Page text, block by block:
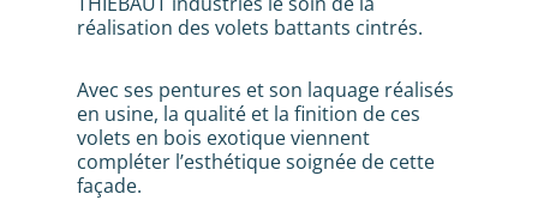
réalisation des volets battants cintrés.
Avec ses pentures et son laquage réalisés
en usine, la qualité et la finition de ces
volets en bois exotique viennent
compléter l’esthétique soignée de cette
façade.